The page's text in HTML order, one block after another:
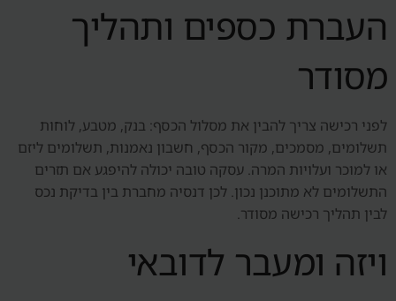
העברת כספים ותהליך
מסודר
לפני רכישה צריך להבין את מסלול הכסף: בנק, מטבע, לוחות
תשלומים, מסמכים, מקור הכסף, חשבון נאמנות, תשלומים ליזם
או למוכר ועלויות המרה. עסקה טובה יכולה להיפגע אם תזרים
התשלומים לא מתוכנן נכון. לכן דנסיה מחברת בין בדיקת נכס
לבין תהליך רכישה מסודר.
ויזה ומעבר לדובאי